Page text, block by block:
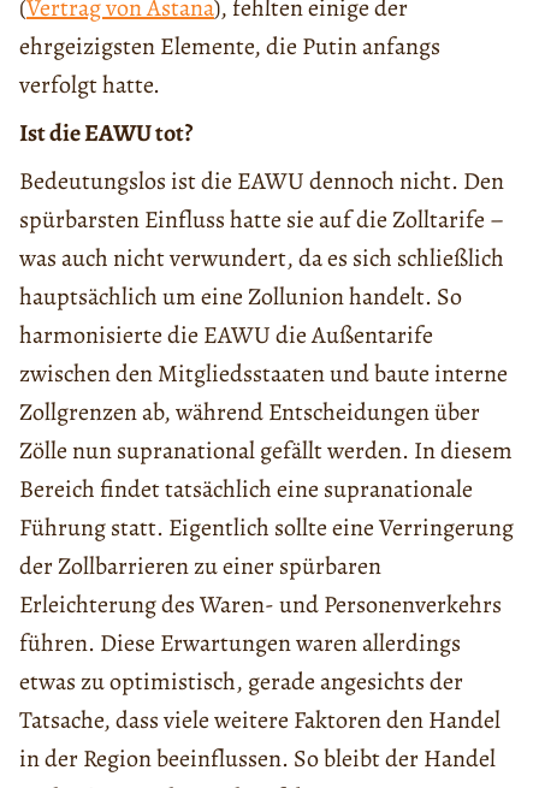
(Vertrag von Astana), fehlten einige der
ehrgeizigsten Elemente, die Putin anfangs
verfolgt hatte.
Ist die EAWU tot?
Bedeutungslos ist die EAWU dennoch nicht. Den
spürbarsten Einfluss hatte sie auf die Zolltarife –
was auch nicht verwundert, da es sich schließlich
hauptsächlich um eine Zollunion handelt. So
harmonisierte die EAWU die Außentarife
zwischen den Mitgliedsstaaten und baute interne
Zollgrenzen ab, während Entscheidungen über
Zölle nun supranational gefällt werden. In diesem
Bereich findet tatsächlich eine supranationale
Führung statt. Eigentlich sollte eine Verringerung
der Zollbarrieren zu einer spürbaren
Erleichterung des Waren- und Personenverkehrs
führen. Diese Erwartungen waren allerdings
etwas zu optimistisch, gerade angesichts der
Tatsache, dass viele weitere Faktoren den Handel
in der Region beeinflussen. So bleibt der Handel